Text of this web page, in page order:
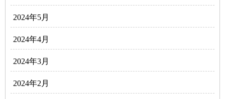
2024年5月
2024年4月
2024年3月
2024年2月